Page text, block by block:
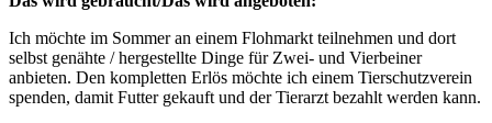
Ich möchte im Sommer an einem Flohmarkt teilnehmen und dort
selbst genähte / hergestellte Dinge für Zwei- und Vierbeiner
anbieten. Den kompletten Erlös möchte ich einem Tierschutzverein
spenden, damit Futter gekauft und der Tierarzt bezahlt werden kann.